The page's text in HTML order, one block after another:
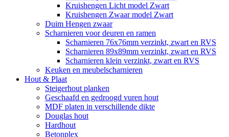
Kruishengen Licht model Zwart
Kruishengen Zwaar model Zwart
Duim Hengen zwaar
Scharnieren voor deuren en ramen
Scharnieren 76x76mm verzinkt, zwart en RVS
Scharnieren 89x89mm verzinkt, zwart en RVS
Scharnieren klein verzinkt, zwart en RVS
Keuken en meubelscharnieren
Hout & Plaat
Steigerhout planken
Geschaafd en gedroogd vuren hout
MDF platen in verschillende dikte
Douglas hout
Hardhout
Betonplex